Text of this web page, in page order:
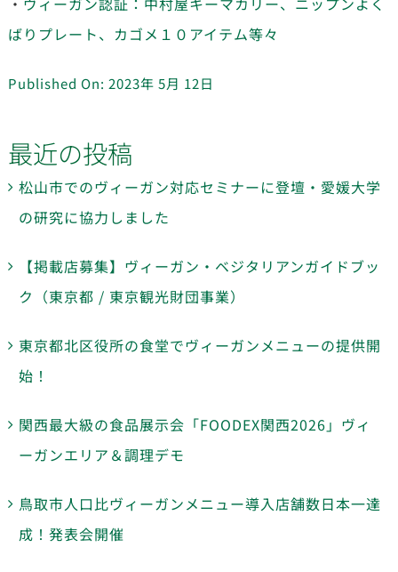
ばりプレート、カゴメ１０アイテム等々
Published On: 2023年 5月 12日
最近の投稿
松山市でのヴィーガン対応セミナーに登壇・愛媛大学
の研究に協力しました
【掲載店募集】ヴィーガン・ベジタリアンガイドブッ
ク（東京都 / 東京観光財団事業）
東京都北区役所の食堂でヴィーガンメニューの提供開
始！
関西最大級の食品展示会「FOODEX関西2026」ヴィ
ーガンエリア＆調理デモ
鳥取市人口比ヴィーガンメニュー導入店舗数日本一達
成！発表会開催